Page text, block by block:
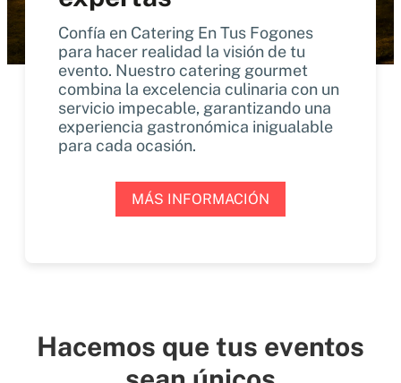
Confía en Catering En Tus Fogones
para hacer realidad la visión de tu
evento. Nuestro catering gourmet
combina la excelencia culinaria con un
servicio impecable, garantizando una
experiencia gastronómica inigualable
para cada ocasión.
MÁS INFORMACIÓN
Hacemos que tus eventos